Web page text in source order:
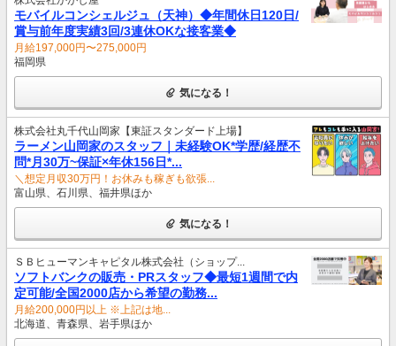
モバイルコンシェルジュ（天神）◆年間休日120日/
賞与前年度実績3回/3連休OKな接客業◆
月給197,000円〜275,000円
福岡県
気になる！
株式会社丸千代山岡家【東証スタンダード上場】
ラーメン山岡家のスタッフ｜未経験OK*学歴/経歴不
問*月30万~保証×年休156日*...
＼想定月収30万円！お休みも稼ぎも欲張...
富山県、石川県、福井県ほか
気になる！
ＳＢヒューマンキャピタル株式会社（ショップ...
ソフトバンクの販売・PRスタッフ◆最短1週間で内
定可能/全国2000店から希望の勤務...
月給200,000円以上 ※上記は地...
北海道、青森県、岩手県ほか